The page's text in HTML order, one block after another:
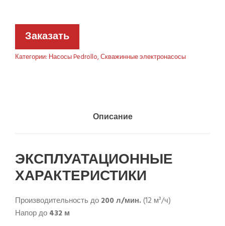
Заказать
Категории: Насосы Pedrollo,Скважинные электронасосы
Описание
ЭКСПЛУАТАЦИОННЫЕ
ХАРАКТЕРИСТИКИ
Производительность до 200 л/мин.(12 м³/ч)
Напор до 432 м